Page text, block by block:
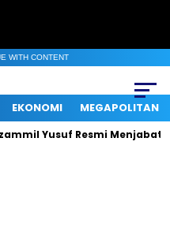
WITH CONTENT
EKONOMI MEGAPOLITAN
Resmi Menjabat Presiden